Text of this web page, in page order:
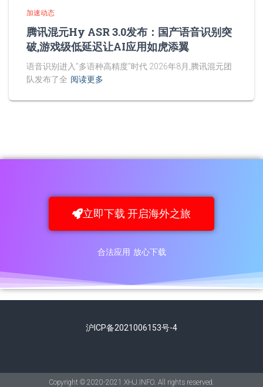
加速动态
腾讯混元Hy ASR 3.0发布：国产语音识别突
破,游戏级低延迟让AI应用如虎添翼
语音识别进入"多语种高精度"时代 2026年8月,腾讯混元团
队发布了全 阅读更多
立即下载 开启海外之旅
合法应用 放心下载
沪ICP备2021006153号-4
Copyright © 2020-2021 XHJ.INFO. All rights reserved.